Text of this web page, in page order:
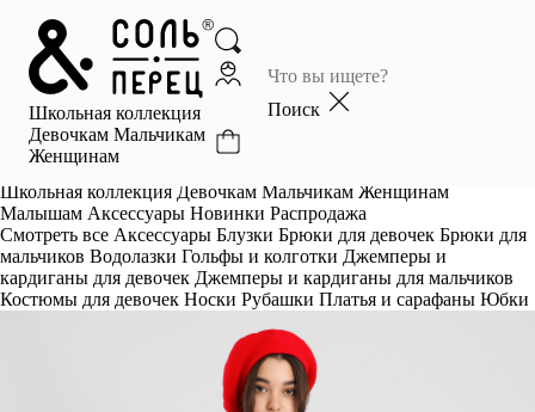
Школьная коллекция
Девочкам Мальчикам
Женщинам
Поиск
Главная
Каталог
Избранное
Школьная коллекция Девочкам Мальчикам Женщинам
Малышам Аксессуары Новинки Распродажа
Смотреть все Аксессуары Блузки Брюки для девочек Брюки для
мальчиков Водолазки Гольфы и колготки Джемперы и
кардиганы для девочек Джемперы и кардиганы для мальчиков
Костюмы для девочек Носки Рубашки Платья и сарафаны Юбки